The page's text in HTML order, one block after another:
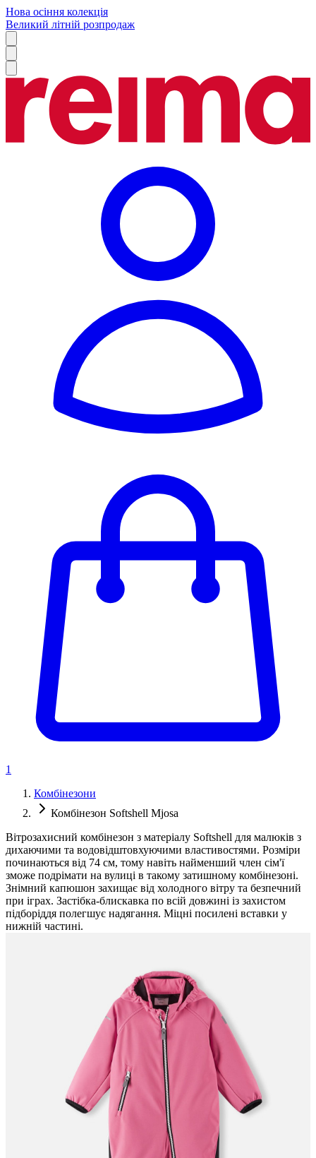
Нова осіння колекція
Великий літній розпродаж
1
Комбінезони
Комбінезон Softshell Mjosa
Вітрозахисний комбінезон з матеріалу Softshell для малюків з
дихаючими та водовідштовхуючими властивостями. Розміри
починаються від 74 см, тому навіть найменший член сім'ї
зможе подрімати на вулиці в такому затишному комбінезоні.
Знімний капюшон захищає від холодного вітру та безпечний
при іграх. Застібка-блискавка по всій довжині із захистом
підборіддя полегшує надягання. Міцні посилені вставки у
нижній частині.